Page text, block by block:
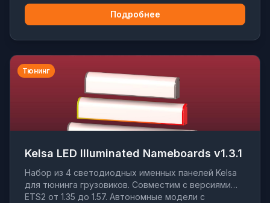
Подробнее
Тюнинг
Kelsa LED Illuminated Nameboards v1.3.1
Набор из 4 светодиодных именных панелей Kelsa
для тюнинга грузовиков. Совместим с версиями
ETS2 от 1.35 до 1.57. Автономные модели с